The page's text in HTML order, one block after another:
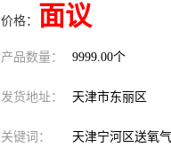
价格： 面议
产品数量： 9999.00个
发货地址： 天津市东丽区
关键词： 天津宁河区送氧气